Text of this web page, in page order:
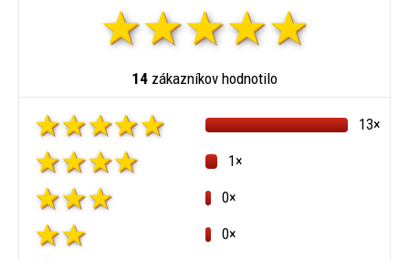
14 zákazníkov hodnotilo
13×
1×
0×
0×